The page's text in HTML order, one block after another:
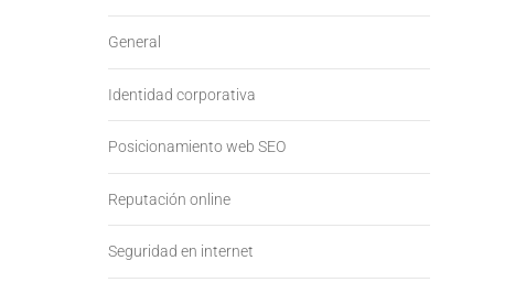
General
Identidad corporativa
Posicionamiento web SEO
Reputación online
Seguridad en internet